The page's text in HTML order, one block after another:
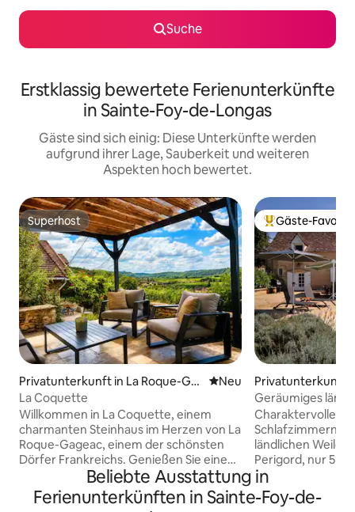
Suche
Erstklassig bewertete Ferienunterkünfte
in Sainte-Foy-de-Longas
Gäste sind sich einig: Diese Unterkünfte werden
aufgrund ihrer Lage, Sauberkeit und weiteren
Aspekten hoch bewertet.
Superhost
Superhost
Privatunterkunft in La Roque-Ga
geac
Neue Unterkunft
Neu
La Coquette
Willkommen in La Coquette, einem
charmanten Steinhaus im Herzen von La
Roque-Gageac, einem der schönsten
Dörfer Frankreichs. Genießen Sie einen
atemberaubenden Blick auf das
Dordogne-Tal, nahegelegene Cafés,
Geschäfte und Spaziergänge am
Beliebter Gäste-
Gäste-Favorit
Privatunterkunft
Geräumiges
eigenem Pool
Charaktervolles
Schlafzimmern in
ländlichen Weiler
Perigord, nur 5
entfernt,
und Bergerac
allem, was die
Beliebte Ausstattung in
Ferienunterkünften in Sainte-Foy-de-